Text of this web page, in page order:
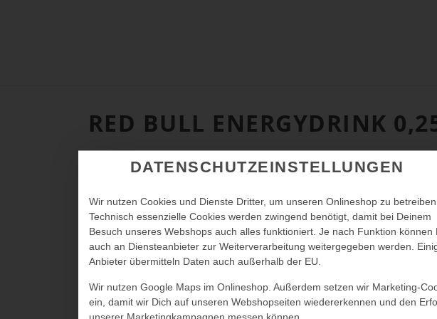
RED BULL ENERGYDRINK
DATENSCHUTZEINSTELLUNGEN
Wir nutzen Cookies und Dienste Dritter, um unseren Onlineshop zu
Technisch essenzielle Cookies werden zwingend benötigt, damit bei Deinem
Besuch unseres Webshops auch alles funktioniert. Je nach Funktion können
auch an Diensteanbieter zur Weiterverarbeitung weitergegeben werden.
Anbieter übermitteln Daten auch außerhalb der EU.
Wir nutzen Google Maps im Onlineshop. Außerdem setzen wir Marketing-
ein, damit wir Dich auf unseren Webshopseiten wiedererkennen und den
unserer Marketingkampagnen messen können.